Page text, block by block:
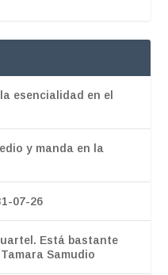
esencialidad en el
y manda en la
07-26
Está bastante
Samudio